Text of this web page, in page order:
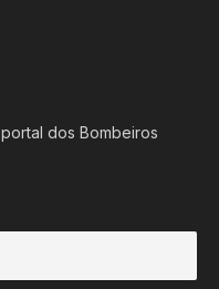
dos Bombeiros